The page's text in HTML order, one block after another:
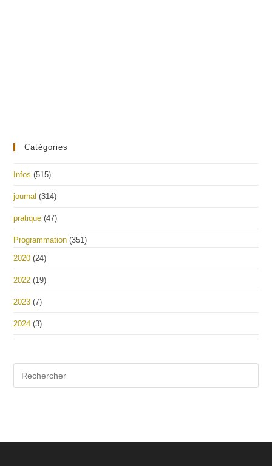
Catégories
Infos (515)
journal (314)
pratique (47)
Programmation (351)
2020 (24)
2022 (19)
2023 (7)
2024 (3)